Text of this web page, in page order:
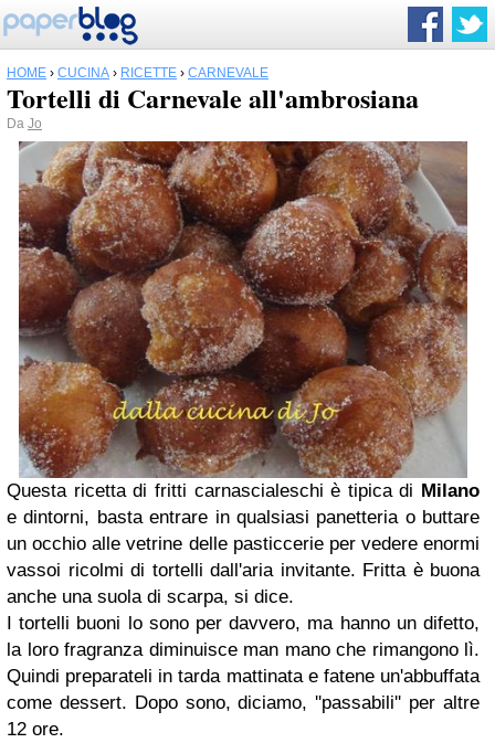
HOME › CUCINA › RICETTE › CARNEVALE
Tortelli di Carnevale all'ambrosiana
Da Jo
Questa ricetta di fritti carnascialeschi è tipica di Milano
e dintorni, basta entrare in qualsiasi panetteria o buttare
un occhio alle vetrine delle pasticcerie per vedere enormi
vassoi ricolmi di tortelli dall'aria invitante. Fritta è buona
anche una suola di scarpa, si dice.
I tortelli buoni lo sono per davvero, ma hanno un difetto,
la loro fragranza diminuisce man mano che rimangono lì.
Quindi preparateli in tarda mattinata e fatene un'abbuffata
come dessert. Dopo sono, diciamo, ''passabili'' per altre
12 ore.